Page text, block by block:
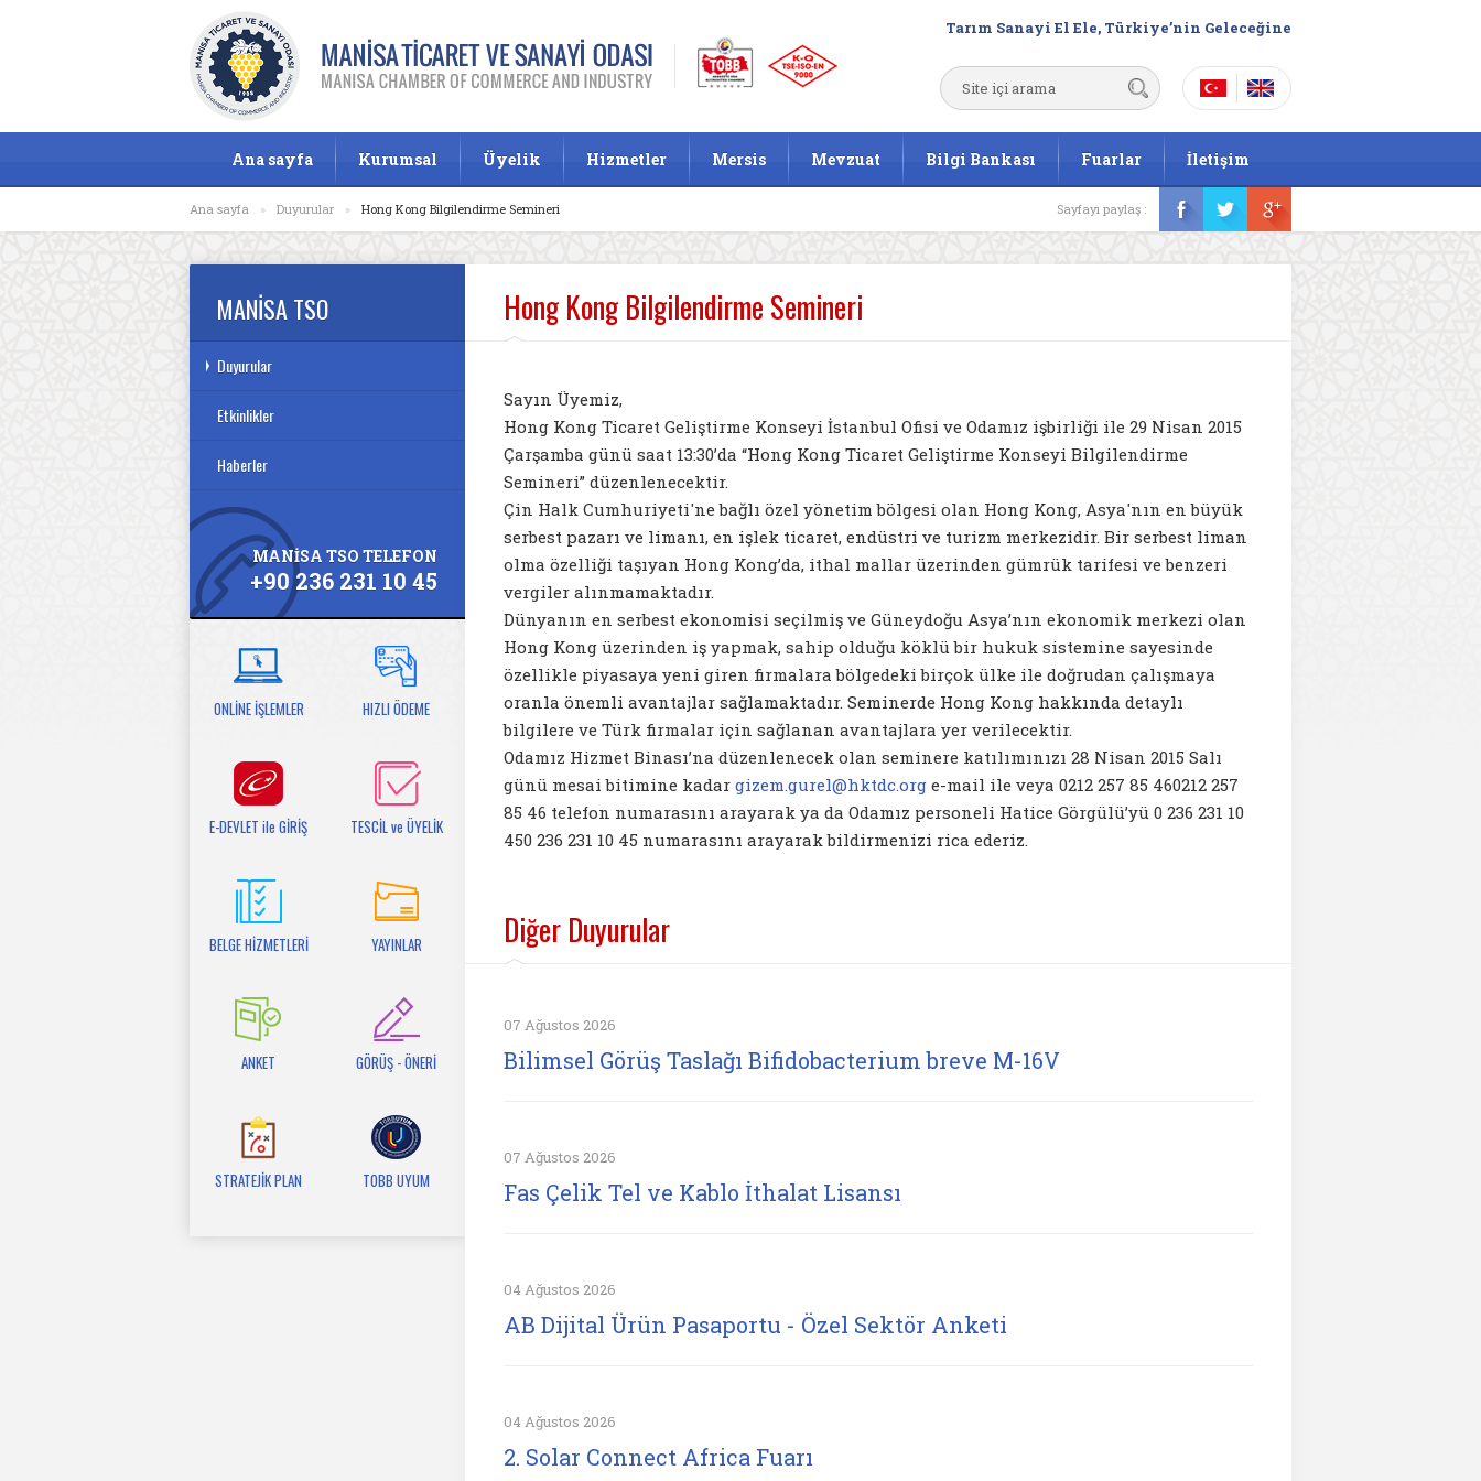
Tarım Sanayi El Ele, Türkiye’nin Geleceğine
Ana sayfa Kurumsal Üyelik Hizmetler Mersis Mevzuat Bilgi Bankası Fuarlar İletişim
Ana sayfa » Duyurular » Hong Kong Bilgilendirme Semineri Sayfayı paylaş :
MANİSA TSO
Duyurular
Etkinlikler
Haberler
MANİSA TSO TELEFON
+90 236 231 10 45
ONLİNE İŞLEMLER HIZLI ÖDEME
E-DEVLET ile GİRİŞ TESCİL ve ÜYELİK
BELGE HİZMETLERİ YAYINLAR
ANKET GÖRÜŞ - ÖNERİ
STRATEJİK PLAN TOBB UYUM
Hong Kong Bilgilendirme Semineri
Sayın Üyemiz,
Hong Kong Ticaret Geliştirme Konseyi İstanbul Ofisi ve Odamız işbirliği ile 29 Nisan 2015
Çarşamba günü saat 13:30’da “Hong Kong Ticaret Geliştirme Konseyi Bilgilendirme
Semineri” düzenlenecektir.
Çin Halk Cumhuriyeti'ne bağlı özel yönetim bölgesi olan Hong Kong, Asya'nın en büyük
serbest pazarı ve limanı, en işlek ticaret, endüstri ve turizm merkezidir. Bir serbest liman
olma özelliği taşıyan Hong Kong’da, ithal mallar üzerinden gümrük tarifesi ve benzeri
vergiler alınmamaktadır.
Dünyanın en serbest ekonomisi seçilmiş ve Güneydoğu Asya’nın ekonomik merkezi olan
Hong Kong üzerinden iş yapmak, sahip olduğu köklü bir hukuk sistemine sayesinde
özellikle piyasaya yeni giren firmalara bölgedeki birçok ülke ile doğrudan çalışmaya
oranla önemli avantajlar sağlamaktadır. Seminerde Hong Kong hakkında detaylı
bilgilere ve Türk firmalar için sağlanan avantajlara yer verilecektir.
Odamız Hizmet Binası’na düzenlenecek olan seminere katılımınızı 28 Nisan 2015 Salı
günü mesai bitimine kadar gizem.gurel@hktdc.org e-mail ile veya 0212 257 85 460212 257
85 46 telefon numarasını arayarak ya da Odamız personeli Hatice Görgülü’yü 0 236 231 10
450 236 231 10 45 numarasını arayarak bildirmenizi rica ederiz.
Diğer Duyurular
07 Ağustos 2026
Bilimsel Görüş Taslağı Bifidobacterium breve M-16V
07 Ağustos 2026
Fas Çelik Tel ve Kablo İthalat Lisansı
04 Ağustos 2026
AB Dijital Ürün Pasaportu - Özel Sektör Anketi
04 Ağustos 2026
2. Solar Connect Africa Fuarı